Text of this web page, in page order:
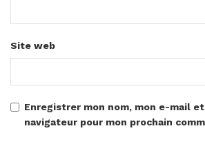
Site web
Enregistrer mon nom, mon e-mail
navigateur pour mon prochain